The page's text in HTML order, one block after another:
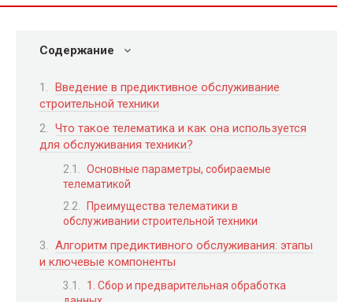
Содержание
Введение в предиктивное обслуживание
строительной техники
Что такое телематика и как она используется
для обслуживания техники?
Основные параметры, собираемые
телематикой
Преимущества телематики в
обслуживании строительной техники
Алгоритм предиктивного обслуживания: этапы
и ключевые компоненты
1. Сбор и предварительная обработка